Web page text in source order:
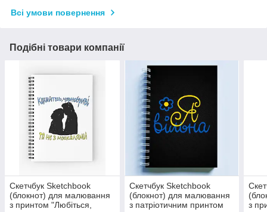
Всі умови повернення
Подібні товари компанії
Скетчбук Sketchbook
(блокнот) для малювання
з принтом "Любіться,
Скетчбук Sketchbook
(блокнот) для малювання
з патріотичним принтом
з